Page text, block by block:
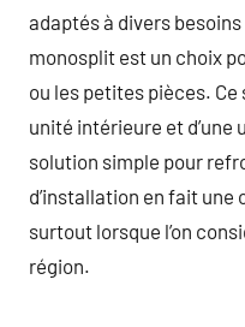
adaptés à divers
monosplit est un choix
ou les petites pièces. Ce
unité intérieure et
solution simple pour
d’installation en fait une
surtout lorsque l’on
région.